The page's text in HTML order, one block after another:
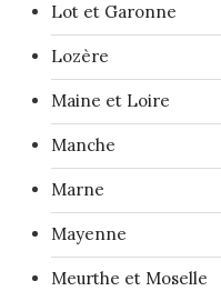
Lot et Garonne
Lozère
Maine et Loire
Manche
Marne
Mayenne
Meurthe et Moselle